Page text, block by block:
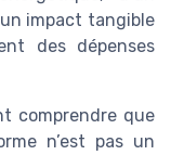
impact tangible
des dépenses
comprendre que
n’est pas un